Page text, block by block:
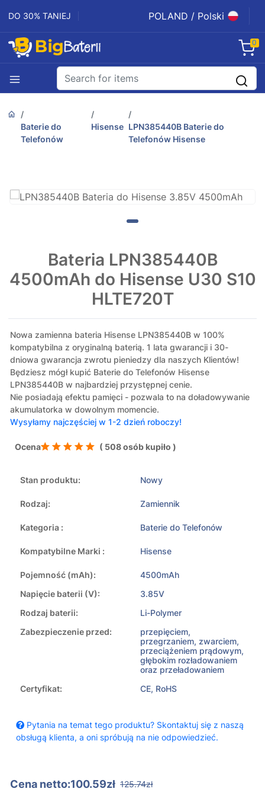
DO 30% TANIEJ POLAND / Polski
0
Baterie do
Telefonów
Hisense LPN385440B Baterie do
Telefonów Hisense
Bateria LPN385440B
4500mAh do Hisense U30 S10
HLTE720T
Nowa zamienna bateria Hisense LPN385440B w 100%
kompatybilna z oryginalną baterią. 1 lata gwarancji i 30-
dniowa gwarancja zwrotu pieniedzy dla naszych Klientów!
Będziesz mógł kupić Baterie do Telefonów Hisense
LPN385440B w najbardziej przystępnej cenie.
Nie posiadają efektu pamięci - pozwala to na doładowywanie
akumulatorka w dowolnym momencie.
Wysyłamy najczęściej w 1-2 dzień roboczy!
Ocena ( 508 osób kupiło )
Stan produktu: Nowy
Rodzaj: Zamiennik
Kategoria : Baterie do Telefonów
Kompatybilne Marki : Hisense
Pojemność (mAh):
4500mAh
Napięcie baterii (V):
3.85V
Rodzaj baterii:
Li-Polymer
Zabezpieczenie przed:
przepięciem,
przegrzaniem, zwarciem,
przeciążeniem prądowym,
głębokim rozładowaniem
oraz przeładowaniem
Certyfikat:
CE, RoHS
Pytania na temat tego produktu? Skontaktuj się z naszą
obsługą klienta, a oni spróbują na nie odpowiedzieć.
Cena netto:100.59zł 125.74zł